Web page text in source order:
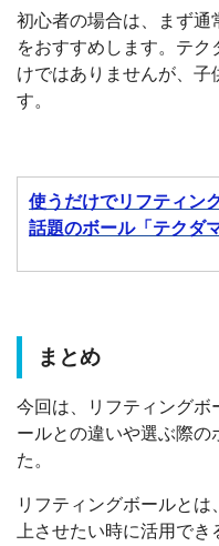
初心者の場合は、まず通
をおすすめします。テ
けではありませんが、
す。
使うだけでリフティン
話題のボール「テクダ
まとめ
今回は、リフティングボ
ールとの違いや選ぶ際の
た。
リフティングボールと
上させたい時に活用で